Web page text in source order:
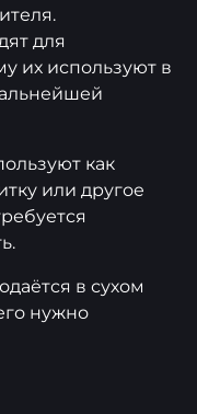
для
их используют в
как
или другое
в сухом
нужно